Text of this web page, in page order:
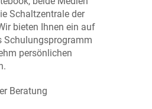
Schaltzentrale der
bieten Ihnen ein auf
Schulungsprogramm
persönlichen
Beratung